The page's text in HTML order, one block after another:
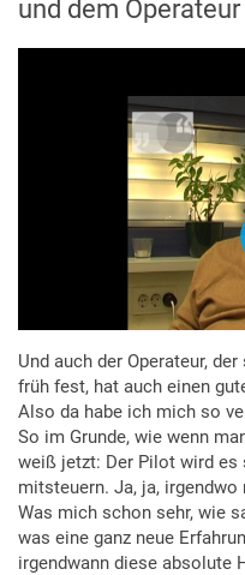
und dem
Und auch der Operateur,
früh fest, hat auch einen
Also da habe ich mich so
So im Grunde, wie wenn
weiß jetzt: Der Pilot wird es
mitsteuern. Ja, ja,
Was mich schon sehr, wie
was eine ganz neue
irgendwann diese absolute